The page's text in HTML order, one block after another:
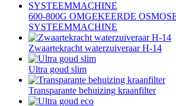
600-800G OMGEKEERDE
SYSTEEMMACHINE
Zwaartekracht waterzuiveraar H-14
Ultra goud slim
Transparante behuizing kraanfilter